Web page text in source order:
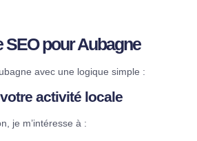
SEO pour Aubagne
avec une logique simple :
activité locale
je m’intéresse à :